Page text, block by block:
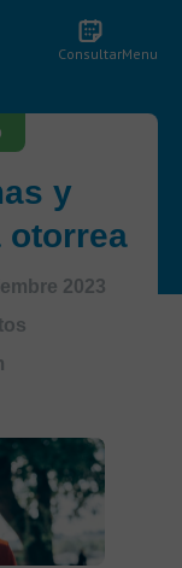
ConsultarMenu
y
otorrea
2023